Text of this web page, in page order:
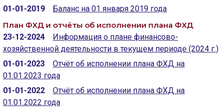
01-01-2019
Баланс на 01 января 2019 года
План ФХД и отчёты об исполнении плана ФХД
23-12-2024
Информация о плане финансово-
хозяйственной деятельности в текущем периоде (2024 г.)
01-01-2023
Отчёт об исполнении плана ФХД на
01.01.2023 года
01-01-2022
Отчёт об исполнении плана ФХД на
01.01.2022 года